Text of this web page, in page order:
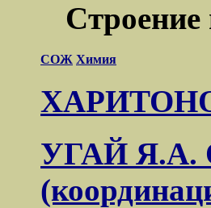
СОЖ Химия
УГАЙ Я.А.